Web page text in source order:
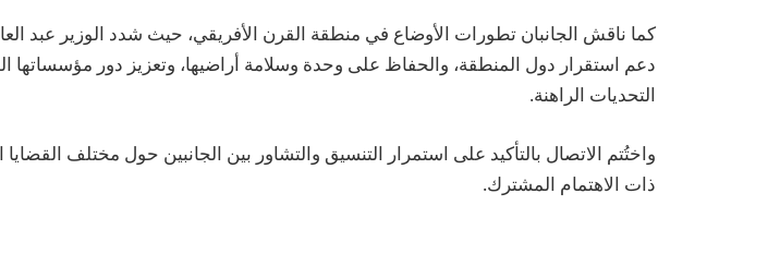
كما ناقش الجانبان تطورات الأوضاع في منطقة القرن الأفريقي، حيث شدد الوزير عبد
دعم استقرار دول المنطقة، والحفاظ على وحدة وسلامة أراضيها، وتعزيز دور مؤسساتها
التحديات الراهنة.
واختُتم الاتصال بالتأكيد على استمرار التنسيق والتشاور بين الجانبين حول مختلف القضايا
ذات الاهتمام المشترك.